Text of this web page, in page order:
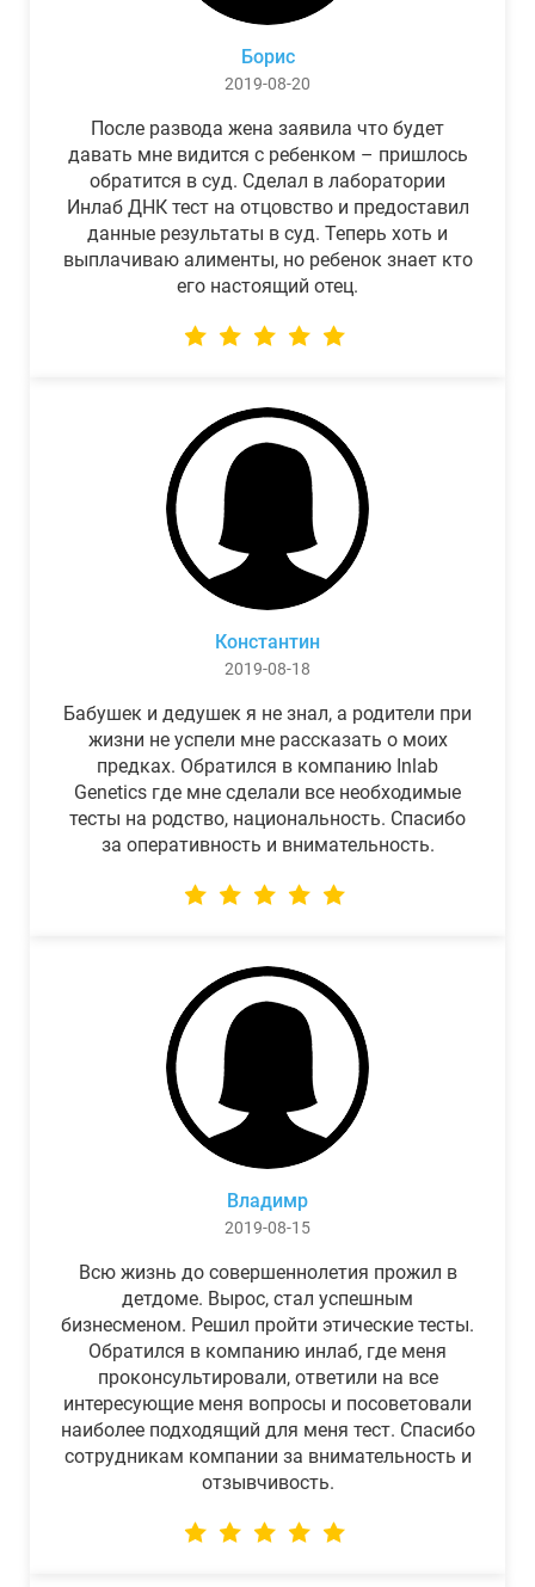
Борис
2019-08-20
После развода жена заявила что будет
давать мне видится с ребенком – пришлось
обратится в суд. Сделал в лаборатории
Инлаб ДНК тест на отцовство и предоставил
данные результаты в суд. Теперь хоть и
выплачиваю алименты, но ребенок знает кто
его настоящий отец.
Константин
2019-08-18
Бабушек и дедушек я не знал, а родители при
жизни не успели мне рассказать о моих
предках. Обратился в компанию Inlab
Genetics где мне сделали все необходимые
тесты на родство, национальность. Спасибо
за оперативность и внимательность.
Владимр
2019-08-15
Всю жизнь до совершеннолетия прожил в
детдоме. Вырос, стал успешным
бизнесменом. Решил пройти этические тесты.
Обратился в компанию инлаб, где меня
проконсультировали, ответили на все
интересующие меня вопросы и посоветовали
наиболее подходящий для меня тест. Спасибо
сотрудникам компании за внимательность и
отзывчивость.